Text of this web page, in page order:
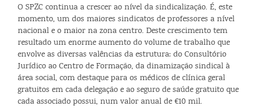
O SPZC continua a crescer ao nível da sindicalização. É, este
momento, um dos maiores sindicatos de professores a nível
nacional e o maior na zona centro. Deste crescimento tem
resultado um enorme aumento do volume de trabalho que
envolve as diversas valências da estrutura: do Consultório
Jurídico ao Centro de Formação, da dinamização sindical à
área social, com destaque para os médicos de clínica geral
gratuitos em cada delegação e ao seguro de saúde gratuito que
cada associado possui, num valor anual de €10 mil.